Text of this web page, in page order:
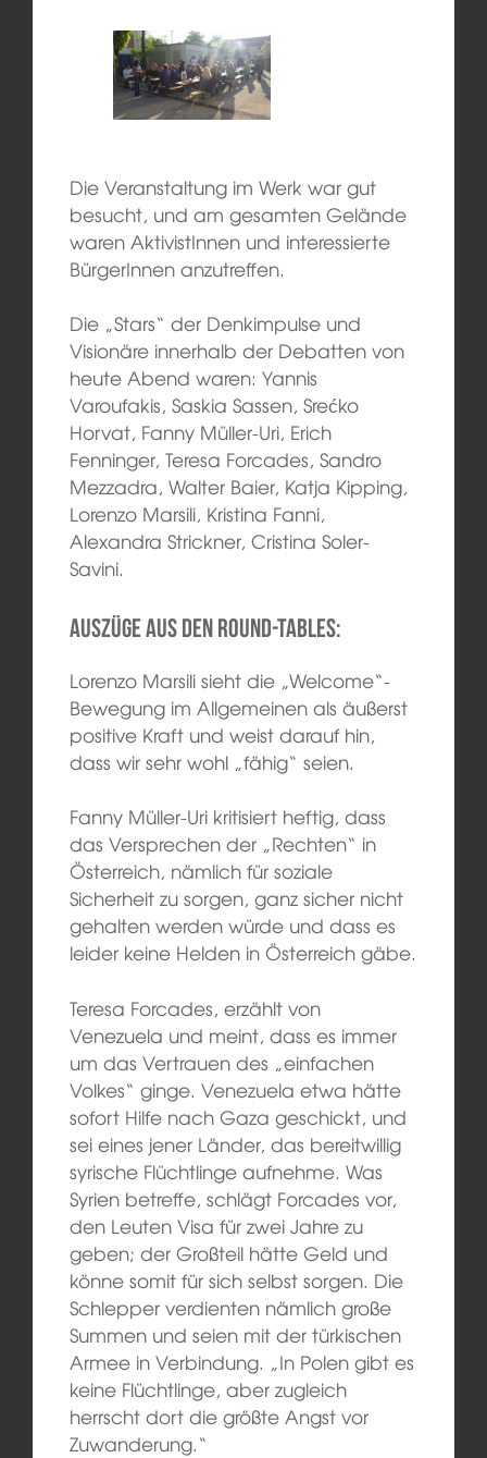
Die Veranstaltung im Werk war gut
besucht, und am gesamten Gelände
waren AktivistInnen und interessierte
BürgerInnen anzutreffen.
Die „Stars“ der Denkimpulse und
Visionäre innerhalb der Debatten von
heute Abend waren: Yannis
Varoufakis, Saskia Sassen, Srećko
Horvat, Fanny Müller-Uri, Erich
Fenninger, Teresa Forcades, Sandro
Mezzadra, Walter Baier, Katja Kipping,
Lorenzo Marsili, Kristina Fanni,
Alexandra Strickner, Cristina Soler-
Savini.
Auszüge aus den Round-Tables:
Lorenzo Marsili sieht die „Welcome“-
Bewegung im Allgemeinen als äußerst
positive Kraft und weist darauf hin,
dass wir sehr wohl „fähig“ seien.
Fanny Müller-Uri kritisiert heftig, dass
das Versprechen der „Rechten“ in
Österreich, nämlich für soziale
Sicherheit zu sorgen, ganz sicher nicht
gehalten werden würde und dass es
leider keine Helden in Österreich gäbe.
Teresa Forcades, erzählt von
Venezuela und meint, dass es immer
um das Vertrauen des „einfachen
Volkes“ ginge. Venezuela etwa hätte
sofort Hilfe nach Gaza geschickt, und
sei eines jener Länder, das bereitwillig
syrische Flüchtlinge aufnehme. Was
Syrien betreffe, schlägt Forcades vor,
den Leuten Visa für zwei Jahre zu
geben; der Großteil hätte Geld und
könne somit für sich selbst sorgen. Die
Schlepper verdienten nämlich große
Summen und seien mit der türkischen
Armee in Verbindung. „In Polen gibt es
keine Flüchtlinge, aber zugleich
herrscht dort die größte Angst vor
Zuwanderung.“